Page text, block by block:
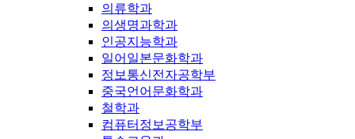
의류학과
의생명과학과
인공지능학과
일어일본문화학과
정보통신전자공학부
중국언어문화학과
철학과
컴퓨터정보공학부